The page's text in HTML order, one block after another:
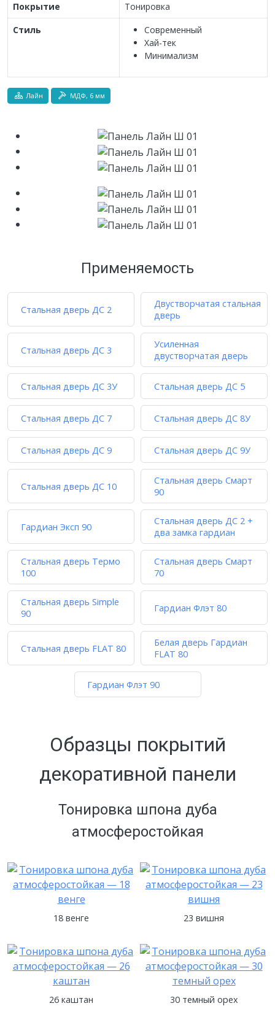
Покрытие
Тонировка
Стиль
Современный
Хай-тек
Минимализм
Лайн МДФ, 6 мм
Применяемость
Стальная дверь ДС 2
Двустворчатая стальная
дверь
Стальная дверь ДС 3
Усиленная
двустворчатая дверь
Стальная дверь ДС 3У Стальная дверь ДС 5
Стальная дверь ДС 7 Стальная дверь ДС 8У
Стальная дверь ДС 9 Стальная дверь ДС 9У
Стальная дверь ДС 10
Стальная дверь Смарт
90
Гардиан Эксп 90
Стальная дверь ДС 2 +
два замка гардиан
Стальная дверь Термо
100
Стальная дверь Смарт
70
Стальная дверь Simple
90
Гардиан Флэт 80
Стальная дверь FLAT 80
Белая дверь Гардиан
FLAT 80
Гардиан Флэт 90
Образцы покрытий
декоративной панели
Тонировка шпона дуба
атмосферостойкая
18 венге 23 вишня
26 каштан 30 темный орех